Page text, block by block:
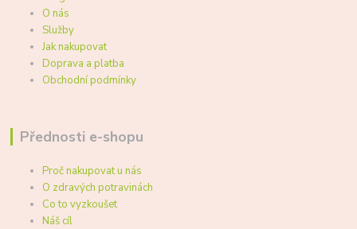
O nás
Služby
Jak nakupovat
Doprava a platba
Obchodní podmínky
Přednosti e-shopu
Proč nakupovat u nás
O zdravých potravinách
Co to vyzkoušet
Náš cíl